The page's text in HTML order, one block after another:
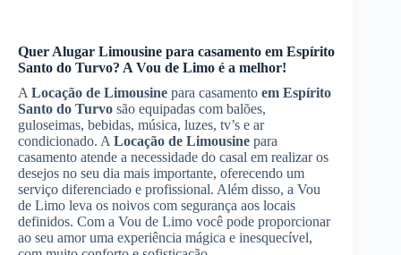
Quer Alugar Limousine para casamento em Espírito
Santo do Turvo? A Vou de Limo é a melhor!
A Locação de Limousine para casamento em Espírito
Santo do Turvo são equipadas com balões,
guloseimas, bebidas, música, luzes, tv’s e ar
condicionado. A Locação de Limousine para
casamento atende a necessidade do casal em realizar os
desejos no seu dia mais importante, oferecendo um
serviço diferenciado e profissional. Além disso, a Vou
de Limo leva os noivos com segurança aos locais
definidos. Com a Vou de Limo você pode proporcionar
ao seu amor uma experiência mágica e inesquecível,